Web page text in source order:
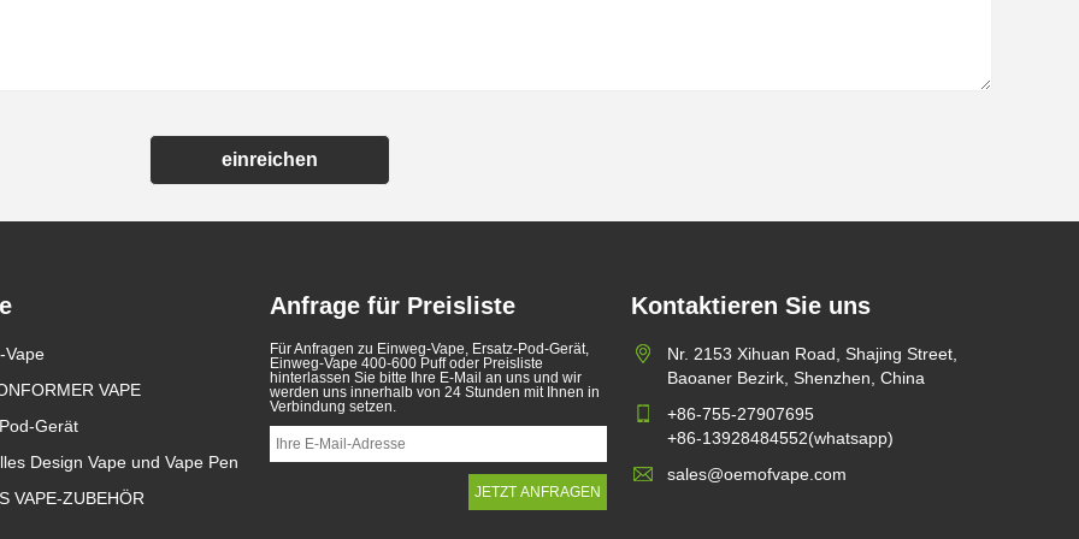
einreichen
wird zum ersten EU-
zu verbieten
04/11
Belgien ist das EU -erste Land, das
den Verkauf von verfügbaren Vapes
Menschen nicht
schützen. Der Verkauf von
elektronischen
Elektronische
Zigarettengesetze in
verschiedenen Ländern
2025/04/11
einem beliebten Produkt geworden,
das den Verbrauchern hilft, das
Rauchen zu reduzieren oder das
Rauchen aufzugeben. Dieser Artikel
zeigt die Gesetze und Vorschriften
von elektronischen Zigaretten
Vape
VAPE
Gerät
Design Vape und Vape Pen
VAPE-ZUBEHÖR
Anfrage für Preisliste
Für Anfragen zu Einweg-Vape, Ersatz-Pod-Gerät,
Einweg-Vape 400-600 Puff oder Preisliste
hinterlassen Sie bitte Ihre E-Mail an uns und wir
werden uns innerhalb von 24 Stunden mit Ihnen in
Verbindung setzen.
Kontaktieren Sie uns
Nr. 2153 Xihuan Road, Shajing Street,
Baoaner Bezirk, Shenzhen, China
+86-755-27907695
+86-13928484552(whatsapp)
sales@oemofvape.com